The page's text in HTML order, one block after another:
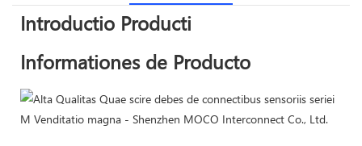
Introductio Producti
Informationes de Producto